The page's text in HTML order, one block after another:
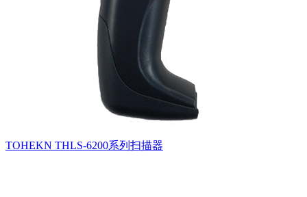
TOHEKN THLS-6200系列扫描器